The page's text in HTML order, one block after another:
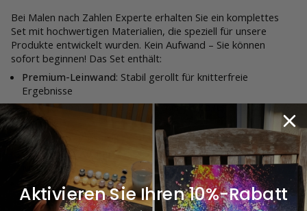
Bei Malen nach Zahlen Experte erhalten Sie ein komplettes
Set mit hochwertigen Materialien, die speziell für unsere
Produkte entwickelt wurden. Kein Aufwand – Sie können
sofort beginnen! Das Set enthält:
Premium-Leinwand: Stabil gerollt für knitterfreie
Ergebnisse
Acrylfarben: Mit 20 % zusätzlicher Farbe für eine perfekte
Deckkraft
5 Premium-Pinsel
: Für präzises und detailliertes Arbeiten
Vorlage auf A3-Papier
: Dient als Orientierung für Ihr
Meisterwerk
Stabile Verpackung: Optimaler Schutz während des
Transports
Aktivieren Sie Ihren 10%-Rabatt